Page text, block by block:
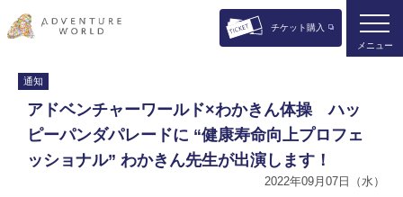
チケット購入
メニュー
通知
アドベンチャーワールド×わかきん体操 ハッ
ピーパンダパレードに “健康寿命向上プロフェ
ッショナル” わかきん先生が出演します！
2022年09月07日（水）